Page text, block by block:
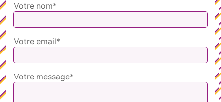
Votre nom*
Votre email*
Votre message*